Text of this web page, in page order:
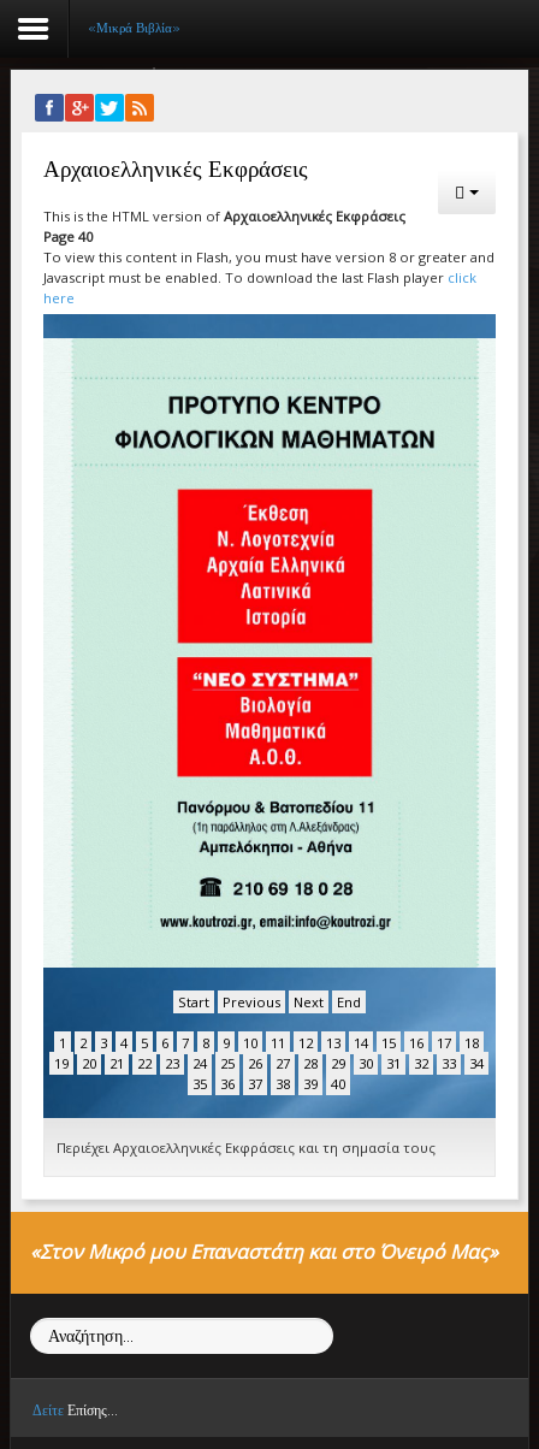
Αρχική
Βιογραφικό
Συγγραφικό έργο
Εργασίες
Επιτυχόντες
Διακρίσεις
«Μικρά Βιβλία»
Ο χώρος μας
«Μικρά Βιβλία»
Αρχαιοελληνικές Εκφράσεις
This is the HTML version of Αρχαιοελληνικές Εκφράσεις
Page 40
To view this content in Flash, you must have version 8 or greater and
Javascript must be enabled. To download the last Flash player click
here
Start Previous Next End
1 2 3 4 5 6 7 8 9 10 11 12 13 14 15 16 17
18
19
20 21 22 23 24 25 26 27 28 29 30 31 32 33
34
35
36 37 38 39 40
Περιέχει Αρχαιοελληνικές Εκφράσεις και τη σημασία τους
«Στον Μικρό μου Επαναστάτη και στο Όνειρό Μας»
Αναζήτηση...
Δείτε Επίσης...